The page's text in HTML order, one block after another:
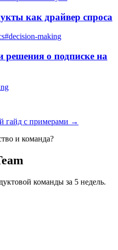
как драйвер спроса
#decision-making
о подписке на
гайд с примерами →
и команда?
команды за 5 недель.